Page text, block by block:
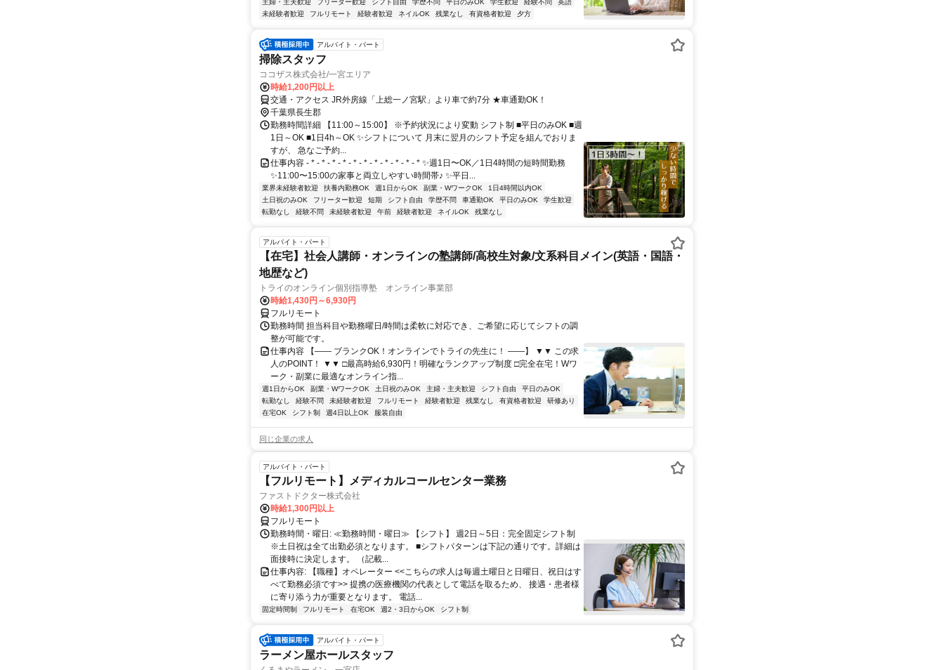
主婦・主夫歓迎
フリーター歓迎 シフト自由 学歴不問 平日のみOK 学生歓迎 経験不問
英語
未経験者歓迎
フルリモート 経験者歓迎 ネイルOK 残業なし 有資格者歓迎 夕方
アルバイト・パート
掃除スタッフ
ココザス株式会社/一宮エリア
時給1,200円以上
交通・アクセス JR外房線「上総一ノ宮駅」より車で約7分 ★車通勤OK！
千葉県長生郡
勤務時間詳細 【11:00～15:00】 ※予約状況により変動 シフト制 ■平日のみOK ■週
1日～OK ■1日4h～OK ✨シフトについて 月末に翌月のシフト予定を組んでおりま
すが、 急なご予約...
仕事内容 - * - * - * - * - * - * - * - * - * - * - * ✨週1日〜OK／1日4時間の短時間勤務
✨11:00〜15:00の家事と両立しやすい時間帯♪ ✨平日...
業界未経験者歓迎 扶養内勤務OK 週1日からOK 副業・WワークOK
1日4時間以内OK
土日祝のみOK
フリーター歓迎 短期 シフト自由 学歴不問 車通勤OK 平日のみOK
学生歓迎
転勤なし
経験不問 未経験者歓迎 午前 経験者歓迎 ネイルOK 残業なし
アルバイト・パート
【在宅】社会人講師・オンラインの塾講師/高校生対象/文系科目メイン(英語・国語・
地歴など)
トライのオンライン個別指導塾 オンライン事業部
時給1,430円～6,930円
フルリモート
勤務時間 担当科目や勤務曜日/時間は柔軟に対応でき、ご希望に応じてシフトの調
整が可能です。
仕事内容 【―― ブランクOK！オンラインでトライの先生に！ ――】 ▼▼ この求
人のPOINT！ ▼▼ □最高時給6,930円！明確なランクアップ制度 □完全在宅！Wワ
ーク・副業に最適なオンライン指...
週1日からOK 副業・WワークOK 土日祝のみOK 主婦・主夫歓迎 シフト自由
平日のみOK
転勤なし
経験不問 未経験者歓迎 フルリモート 経験者歓迎 残業なし 有資格者歓迎
研修あり
在宅OK
シフト制 週4日以上OK 服装自由
同じ企業の求人
アルバイト・パート
【フルリモート】メディカルコールセンター業務
ファストドクター株式会社
時給1,300円以上
フルリモート
勤務時間・曜日: ≪勤務時間・曜日≫ 【シフト】 週2日～5日：完全固定シフト制
※土日祝は全て出勤必須となります。ㅤ ■シフトパターンは下記の通りです。詳細は
面接時に決定します。 （記載...
仕事内容: 【職種】オペレーター <<こちらの求人は毎週土曜日と日曜日、祝日はす
べて勤務必須です>> 提携の医療機関の代表として電話を取るため、 接遇・患者様
に寄り添う力が重要となります。 電話...
固定時間制 フルリモート 在宅OK 週2・3日からOK シフト制
アルバイト・パート
ラーメン屋ホールスタッフ